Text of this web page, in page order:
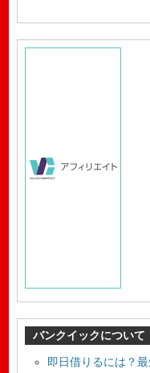
バンクイックについて
即日借りるには？